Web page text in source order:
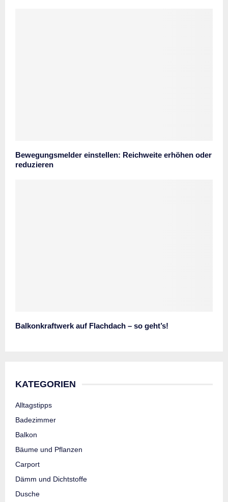
Bewegungsmelder einstellen: Reichweite erhöhen oder
reduzieren
Balkonkraftwerk auf Flachdach – so geht’s!
KATEGORIEN
Alltagstipps
Badezimmer
Balkon
Bäume und Pflanzen
Carport
Dämm und Dichtstoffe
Dusche